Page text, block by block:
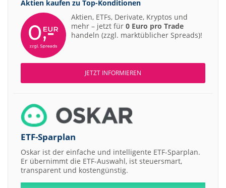
Aktien kaufen zu Top-Konditionen
Aktien, ETFs, Derivate, Kryptos und
mehr – jetzt für 0 Euro pro Trade
handeln (zzgl. marktüblicher Spreads)!
JETZT INFORMIEREN
ETF-Sparplan
Oskar ist der einfache und intelligente ETF-Sparplan.
Er übernimmt die ETF-Auswahl, ist steuersmart,
transparent und kostengünstig.